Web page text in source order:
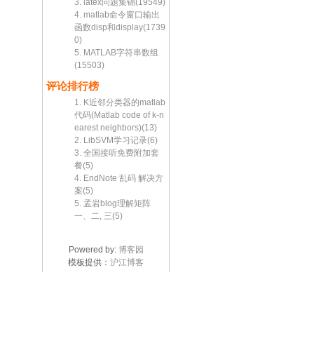
3. latex问题集锦(19549)
4. matlab命令窗口输出
函数disp和display(1739
0)
5. MATLAB字符串数组
(15503)
评论排行榜
1. K近邻分类器的matlab
代码(Matlab code of k-n
earest neighbors)(13)
2. LibSVM学习记录(6)
3. 全国接听免费附加套
餐(5)
4. EndNote 乱码 解决方
案(5)
5. 孟岩blog理解矩阵
一、二, 三(5)
Powered by: 博客园
模板提供： 沪江博客